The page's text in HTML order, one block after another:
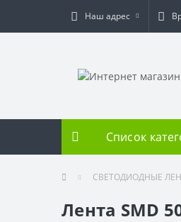
Наш адрес
Список
СВЕТОДИОДНЫЕ
Лента SMD